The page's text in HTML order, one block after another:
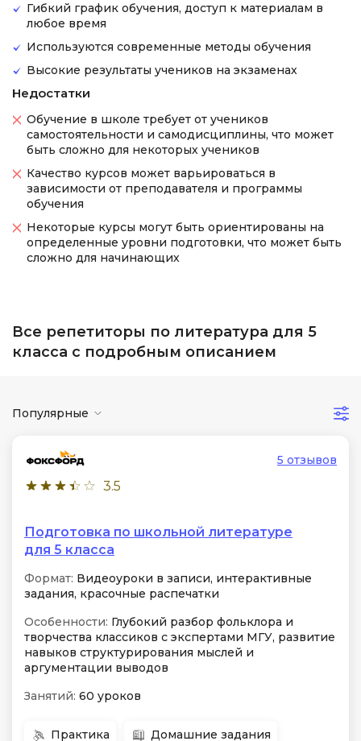
Гибкий график обучения, доступ к материалам в
любое время
Используются современные методы обучения
Высокие результаты учеников на экзаменах
Недостатки
Обучение в школе требует от учеников
самостоятельности и самодисциплины, что может
быть сложно для некоторых учеников
Качество курсов может варьироваться в
зависимости от преподавателя и программы
обучения
Некоторые курсы могут быть ориентированы на
определенные уровни подготовки, что может быть
сложно для начинающих
Все репетиторы по литература для 5
класса с подробным описанием
Популярные
3.5
5 отзывов
Подготовка по школьной литературе
для 5 класса
Формат: Видеоуроки в записи, интерактивные
задания, красочные распечатки
Особенности: Глубокий разбор фольклора и
творчества классиков с экспертами МГУ, развитие
навыков структурирования мыслей и
аргументации выводов
Занятий: 60 уроков
Практика Домашние задания